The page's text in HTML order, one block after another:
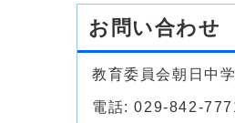
お問い合わせ
教育委員会朝日中
電話: 029-842-